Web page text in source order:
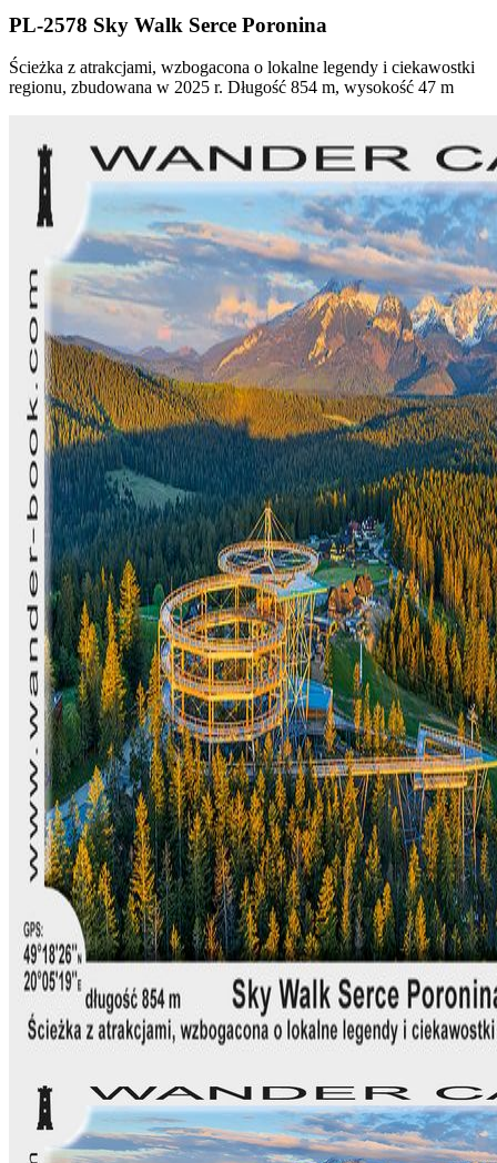
PL-2578 Sky Walk Serce Poronina
Ścieżka z atrakcjami, wzbogacona o lokalne legendy i ciekawostki
regionu, zbudowana w 2025 r. Długość 854 m, wysokość 47 m